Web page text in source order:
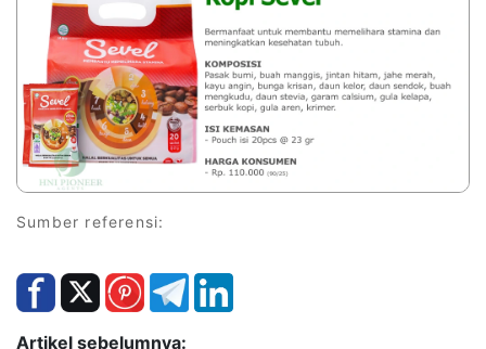
Sumber referensi:
Artikel sebelumnya: